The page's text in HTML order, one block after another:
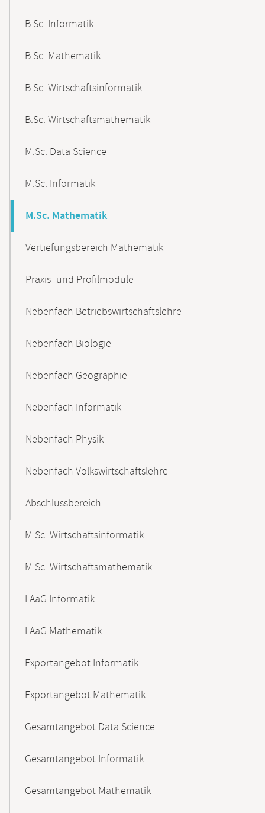
B.Sc. Informatik
B.Sc. Mathematik
B.Sc. Wirtschaftsinformatik
B.Sc. Wirtschaftsmathematik
M.Sc. Data Science
M.Sc. Informatik
M.Sc. Mathematik
Vertiefungsbereich Mathematik
Praxis- und Profilmodule
Nebenfach Betriebswirtschaftslehre
Nebenfach Biologie
Nebenfach Geographie
Nebenfach Informatik
Nebenfach Physik
Nebenfach Volkswirtschaftslehre
Abschlussbereich
M.Sc. Wirtschaftsinformatik
M.Sc. Wirtschaftsmathematik
LAaG Informatik
LAaG Mathematik
Exportangebot Informatik
Exportangebot Mathematik
Gesamtangebot Data Science
Gesamtangebot Informatik
Gesamtangebot Mathematik